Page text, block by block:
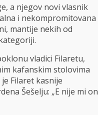
a njegov novi vlasnik
i nekompromitovana
mantije nekih od
vladici Filaretu,
kafanskim stolovima
Filaret kasnije
Šešelju: „E nije mi on